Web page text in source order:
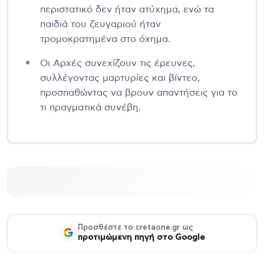
περιστατικό δεν ήταν ατύχημα, ενώ τα
παιδιά του ζευγαριού ήταν
τρομοκρατημένα στο όχημα.
Οι Αρχές συνεχίζουν τις έρευνες,
συλλέγοντας μαρτυρίες και βίντεο,
προσπαθώντας να βρουν απαντήσεις για το
τι πραγματικά συνέβη.
Προσθέστε το cretaone.gr ως
προτιμώμενη πηγή στο Google